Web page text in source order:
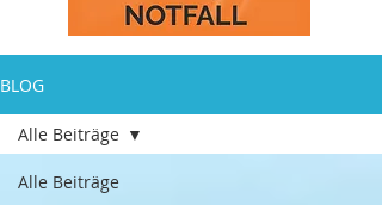
BLOG
Alle Beiträge
Alle Beiträge